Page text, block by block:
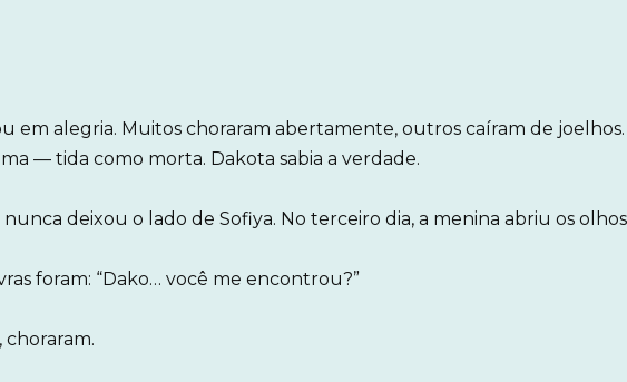
em alegria. Muitos choraram abertamente, outros caíram de joelhos.
— tida como morta. Dakota sabia a verdade.
deixou o lado de Sofiya. No terceiro dia, a menina abriu os
foram: “Dako… você me encontrou?”
choraram.